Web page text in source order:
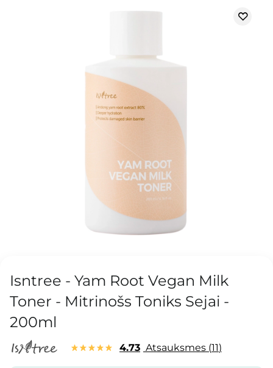
Isntree - Yam Root Vegan Milk
Toner - Mitrinošs Toniks Sejai -
200ml
4.73 Atsauksmes 11